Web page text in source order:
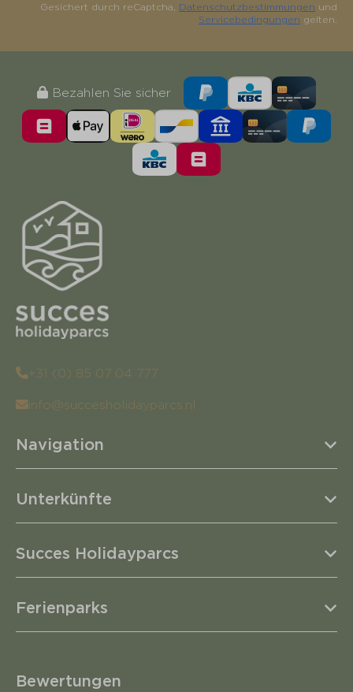
Gesichert durch reCaptcha, Datenschutzbestimmungen und
Servicebedingungen gelten.
Bezahlen Sie sicher
+31 (0) 85 07 04 777
info@succesholidayparcs.nl
Navigation
Unterkünfte
Succes Holidayparcs
Ferienparks
Bewertungen